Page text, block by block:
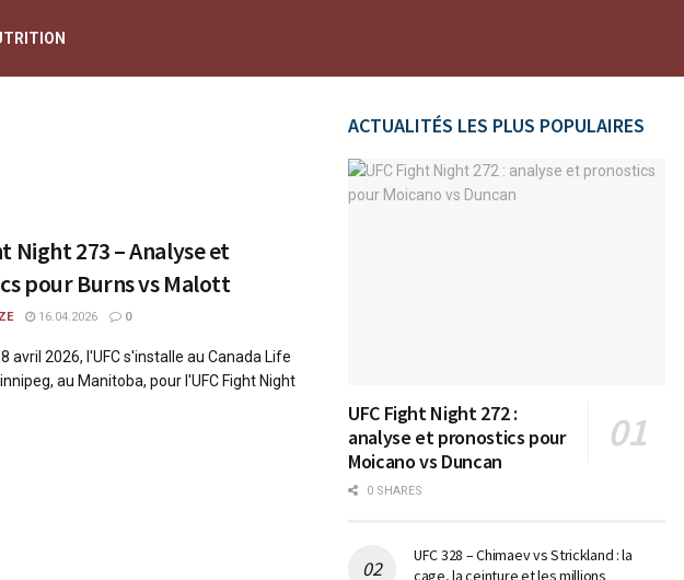
Night 273 – Analyse et
pour Burns vs Malott
16.04.2026 0
avril 2026, l'UFC s'installe au Canada Life
au Manitoba, pour l'UFC Fight Night
ACTUALITÉS LES PLUS POPULAIRES
UFC Fight Night 272 :
analyse et pronostics pour
Moicano vs Duncan
0 SHARES
UFC 328 – Chimaev vs Strickland : la
cage, la ceinture et les millions